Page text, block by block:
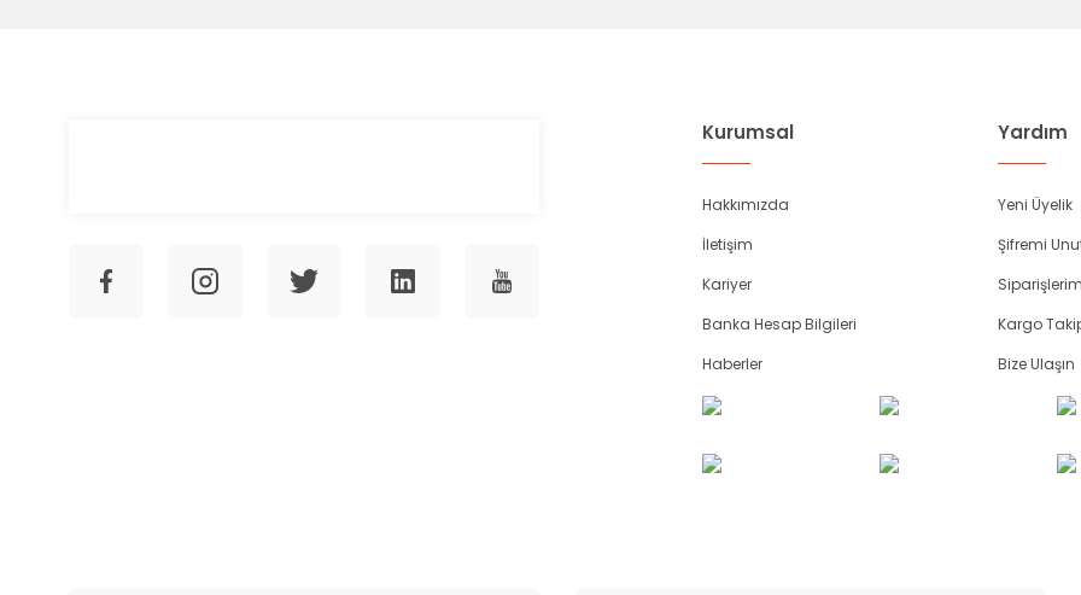
Kurumsal
Hakkımızda
İletişim
Kariyer
Banka Hesap Bilgileri
Haberler
Yardım
Yeni Üyelik
Şifremi
Kargo
Bize Ulaşın